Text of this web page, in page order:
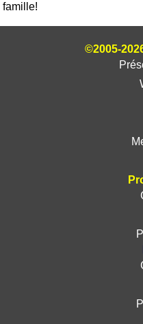
famille!
©2005-